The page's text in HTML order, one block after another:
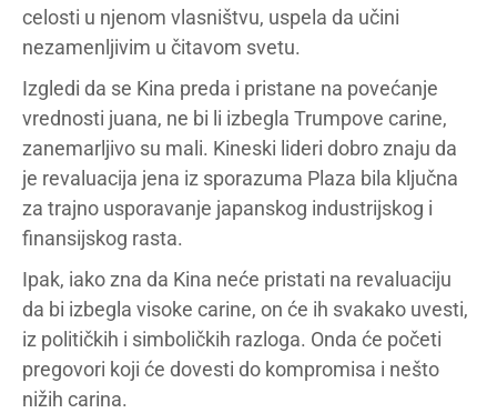
celosti u njenom vlasništvu, uspela da učini
nezamenljivim u čitavom svetu.
Izgledi da se Kina preda i pristane na povećanje
vrednosti juana, ne bi li izbegla Trumpove carine,
zanemarljivo su mali. Kineski lideri dobro znaju da
je revaluacija jena iz sporazuma Plaza bila ključna
za trajno usporavanje japanskog industrijskog i
finansijskog rasta.
Ipak, iako zna da Kina neće pristati na revaluaciju
da bi izbegla visoke carine, on će ih svakako uvesti,
iz političkih i simboličkih razloga. Onda će početi
pregovori koji će dovesti do kompromisa i nešto
nižih carina.